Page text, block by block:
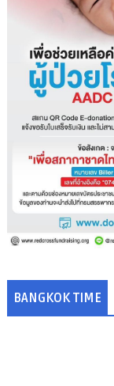
BANGKOK TIME